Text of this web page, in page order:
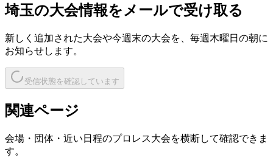
埼玉の大会情報をメールで受け取る
新しく追加された大会や今週末の大会を、 毎週木曜日の朝に
お知らせします。
受信状態を確認しています
関連ページ
会場・団体・近い日程のプロレス大会を横断して確認できま
す。